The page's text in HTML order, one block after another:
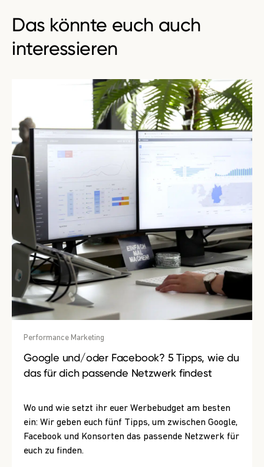
Das könnte euch auch
interessieren
Performance Marketing
Google und/oder Facebook? 5 Tipps, wie du
das für dich passende Netzwerk findest
Wo und wie setzt ihr euer Werbebudget am besten
ein: Wir geben euch fünf Tipps, um zwischen Google,
Facebook und Konsorten das passende Netzwerk für
euch zu finden.